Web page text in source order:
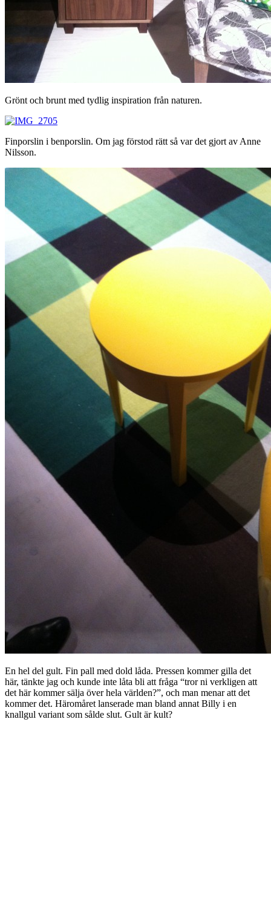
Grönt och brunt med tydlig inspiration från naturen.
Finporslin i benporslin. Om jag förstod rätt så var det gjort av Anne
Nilsson.
En hel del gult. Fin pall med dold låda. Pressen kommer gilla det
här, tänkte jag och kunde inte låta bli att fråga “tror ni verkligen att
det här kommer sälja över hela världen?”, och man menar att det
kommer det. Häromåret lanserade man bland annat Billy i en
knallgul variant som sålde slut. Gult är kult?